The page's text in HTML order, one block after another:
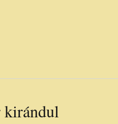
kirándul